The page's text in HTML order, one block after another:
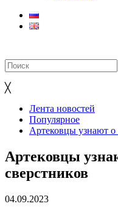
╳
Лента новостей
Популярное
Артековцы узнают о
Артековцы
сверстников
04.09.2023